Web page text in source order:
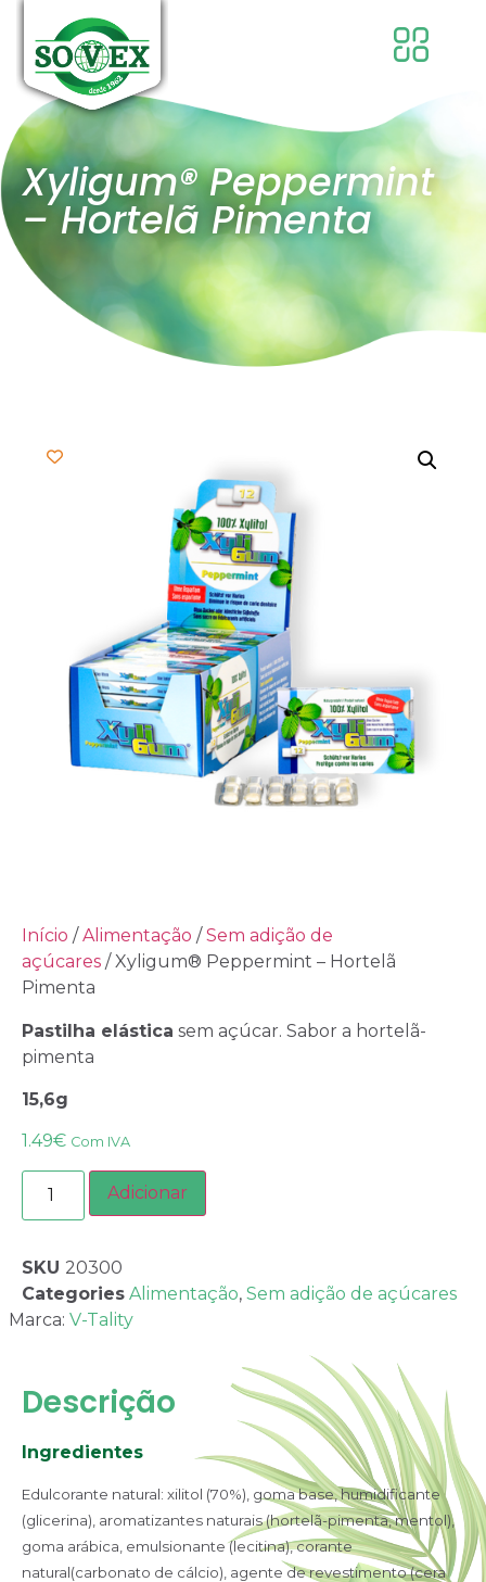
Xyligum® Peppermint
– Hortelã Pimenta
Início / Alimentação / Sem adição de
açúcares / Xyligum® Peppermint – Hortelã
Pimenta
Pastilha elástica sem açúcar. Sabor a hortelã-
pimenta
15,6g
1.49€ Com IVA
Adicionar
SKU 20300
Categories Alimentação, Sem adição de açúcares
Marca: V-Tality
Descrição
Ingredientes
Edulcorante natural: xilitol (70%), goma base, humidificante
(glicerina), aromatizantes naturais (hortelã-pimenta, mentol),
goma arábica, emulsionante (lecitina),corante
natural(carbonato de cálcio), agente de revestimento (cera